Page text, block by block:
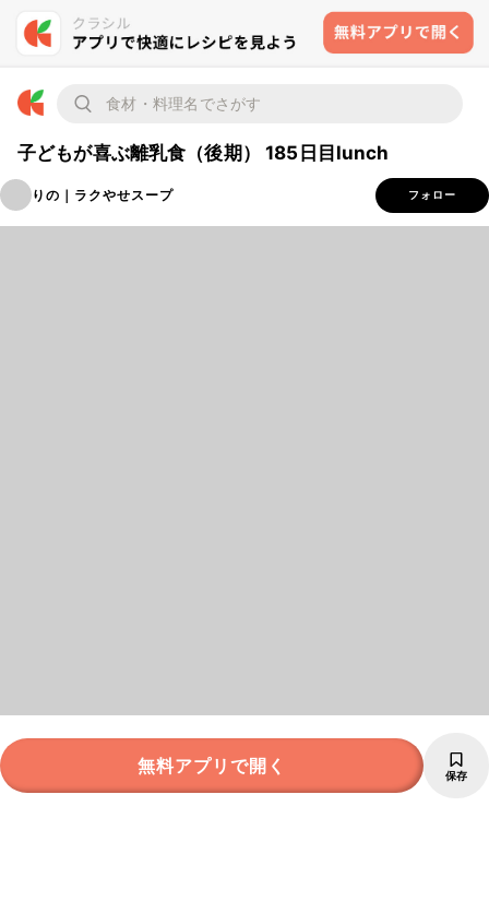
子どもが喜ぶ離乳食（後期） 185日目lunch
りの｜ラクやせスープ フォロー
無料アプリで開く 保存